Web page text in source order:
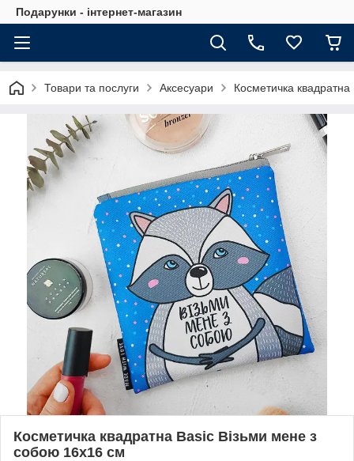
Подарунки - інтернет-магазин
Товари та послуги Аксесуари Косметичка квадратна
Косметичка квадратна Basic Візьми мене з
собою 16x16 см